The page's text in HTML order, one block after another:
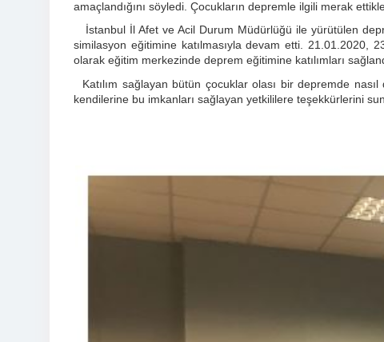
amaçlandığını söyledi. Çocukların depremle ilgili merak
İstanbul İl Afet ve Acil Durum Müdürlüğü ile yürütülen
similasyon eğitimine katılmasıyla devam etti. 21.01.2020,
olarak eğitim merkezinde deprem eğitimine katılımları
Katılım sağlayan bütün çocuklar olası bir depremde
kendilerine bu imkanları sağlayan yetkililere teşekkürlerini